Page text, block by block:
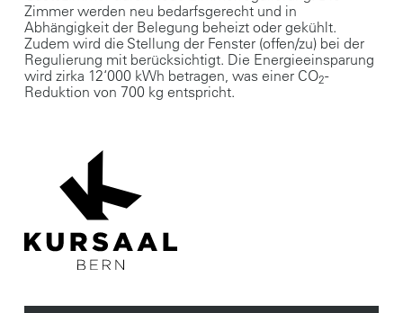
Zimmer werden neu bedarfsgerecht und in
Abhängigkeit der Belegung beheizt oder gekühlt.
Zudem wird die Stellung der Fenster (offen/zu) bei der
Regulierung mit berücksichtigt. Die Energieeinsparung
wird zirka 12‘000 kWh betragen, was einer CO2-
Reduktion von 700 kg entspricht.